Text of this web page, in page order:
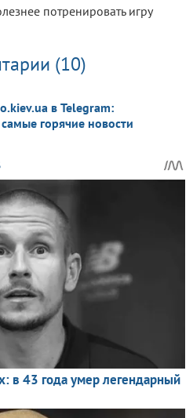
потренировать игру
(10)
в Telegram:
горячие новости